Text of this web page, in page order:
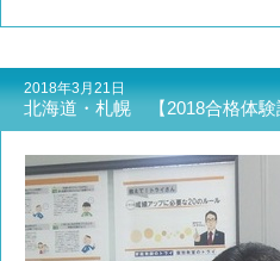
2018年3月21日
北海道・札幌 【2018合格体